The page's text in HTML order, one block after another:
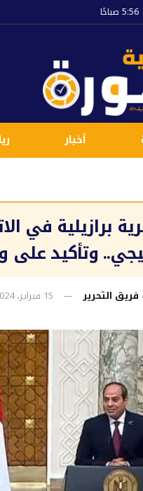
أخبار
برازيلية في
وتأكيد
فريق التحرير 15 فبراير، 2024